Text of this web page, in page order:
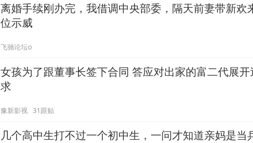
离婚手续刚办完，我借调中央部委，隔天前妻带新欢
位示威
飞驰论坛o
女孩为了跟董事长签下合同 答应对出家的富二代展开
求
豫新影视 31跟贴
几个高中生打不过一个初中生，一问才知道亲妈是当